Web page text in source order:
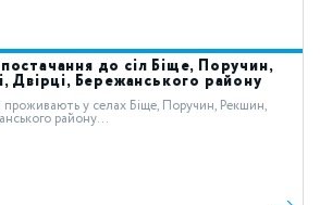
до сіл Біще, Поручин,
Двірці, Бережанського району
проживають у селах Біще, Поручин, Рекшин,
району...